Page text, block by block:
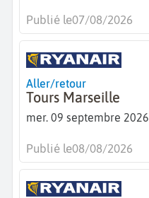
Publié le07/08/2026
Aller/retour
Tours Marseille
mer. 09 septembre 2026
Publié le08/08/2026